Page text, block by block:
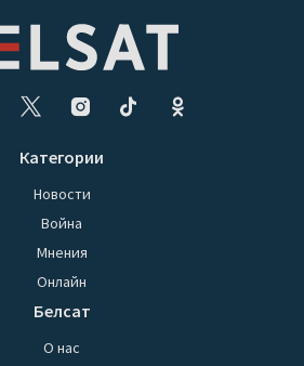
Категории
Новости
Война
Мнения
Онлайн
Белсат
О нас